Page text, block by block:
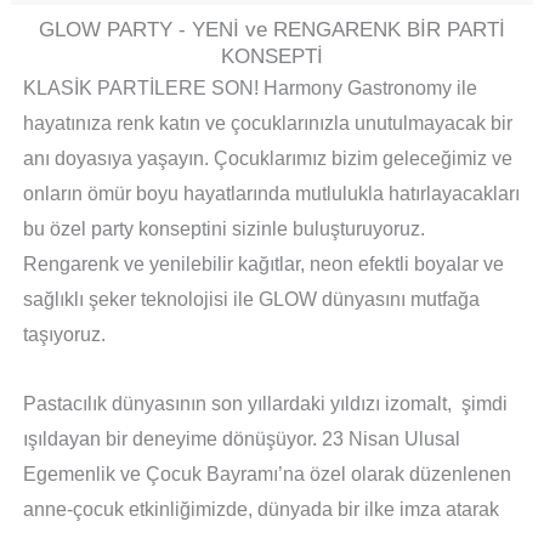
GLOW PARTY - YENİ ve RENGARENK BİR PARTİ
KONSEPTİ
KLASİK PARTİLERE SON! Harmony Gastronomy ile
hayatınıza renk katın ve çocuklarınızla unutulmayacak bir
anı doyasıya yaşayın. Çocuklarımız bizim geleceğimiz ve
onların ömür boyu hayatlarında mutlulukla hatırlayacakları
bu özel party konseptini sizinle buluşturuyoruz.
Rengarenk ve yenilebilir kağıtlar, neon efektli boyalar ve
sağlıklı şeker teknolojisi ile GLOW dünyasını mutfağa
taşıyoruz.
Pastacılık dünyasının son yıllardaki yıldızı izomalt, şimdi
ışıldayan bir deneyime dönüşüyor. 23 Nisan Ulusal
Egemenlik ve Çocuk Bayramı’na özel olarak düzenlenen
anne-çocuk etkinliğimizde, dünyada bir ilke imza atarak